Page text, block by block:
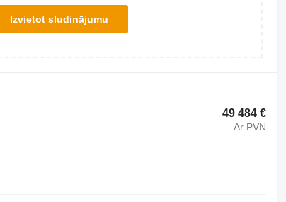
Izvietot sludinājumu
49 484 €
Ar PVN